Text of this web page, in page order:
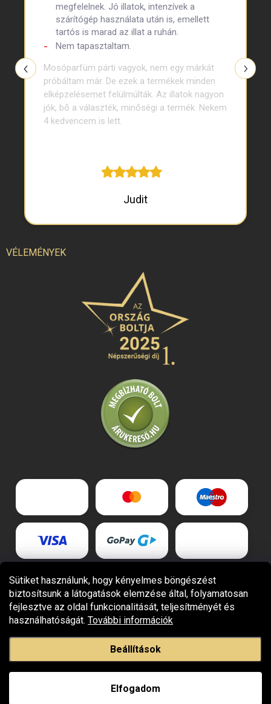
Sütiket használunk, hogy kényelmes böngészést
biztosítsunk a látogatások elemzése által, folyamatosan
fejlesztve az oldal funkcionalitását, teljesítményét és
használhatóságát. További információk
Beállítások
Elfogadom
megfelelnek. Jó illatok, intenzívek a
szárítógép használata után is, emellett
tartós is marad az illat a ruhán.
Nem tapasztaltam.
Mosóparfüm párti vagyok, nem egy márkát
próbáltam már. De ezek a termékek minden
elképzelésemet felülmúlták. Az illatok nagyon
jók, bő a választék, minőségi a termék. Nekem
4 kedvencem is lett.
Judit
VÉLEMÉNYEK